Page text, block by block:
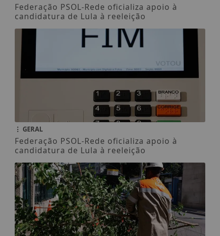
Federação PSOL-Rede oficializa apoio à
candidatura de Lula à reeleição
GERAL
Federação PSOL-Rede oficializa apoio à
candidatura de Lula à reeleição